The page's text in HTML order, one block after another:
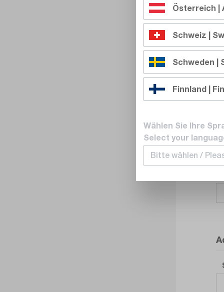
Österreich |
Schweiz |
Schweden |
Finnland |
Wählen Sie Ihre
Select your